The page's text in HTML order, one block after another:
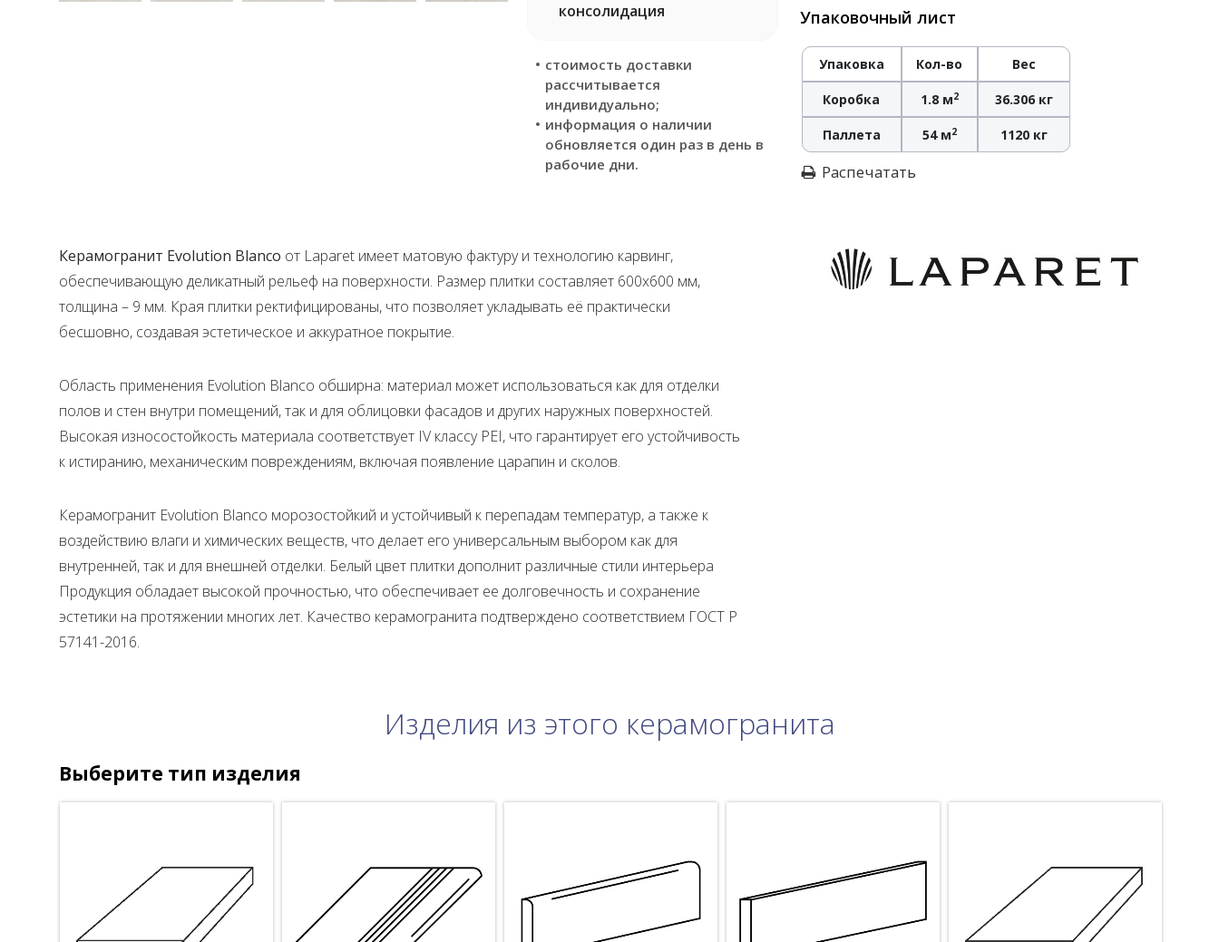
консолидация
стоимость доставки
рассчитывается
индивидуально;
информация о наличии
обновляется один раз в день в
рабочие дни.
Упаковочный лист
Упаковка Кол-во Вес
Коробка 1.8 м2 36.306 кг
Паллета 54 м2 1120 кг
Распечатать
Керамогранит Evolution Blanco от Laparet имеет матовую фактуру и технологию карвинг,
обеспечивающую деликатный рельеф на поверхности. Размер плитки составляет 600x600 мм,
толщина – 9 мм. Края плитки ректифицированы, что позволяет укладывать её практически
бесшовно, создавая эстетическое и аккуратное покрытие.
Область применения Evolution Blanco обширна: материал может использоваться как для отделки
полов и стен внутри помещений, так и для облицовки фасадов и других наружных поверхностей.
Высокая износостойкость материала соответствует IV классу PEI, что гарантирует его устойчивость
к истиранию, механическим повреждениям, включая появление царапин и сколов.
Керамогранит Evolution Blanco морозостойкий и устойчивый к перепадам температур, а также к
воздействию влаги и химических веществ, что делает его универсальным выбором как для
внутренней, так и для внешней отделки. Белый цвет плитки дополнит различные стили интерьера
Продукция обладает высокой прочностью, что обеспечивает ее долговечность и сохранение
эстетики на протяжении многих лет. Качество керамогранита подтверждено соответствием ГОСТ Р
57141-2016.
Изделия из этого керамогранита
Выберите тип изделия